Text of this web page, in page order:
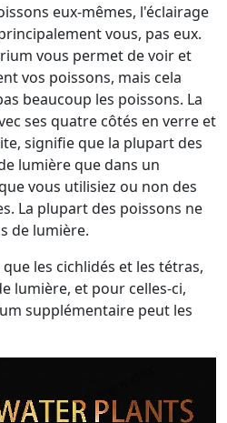
eux-mêmes, l'éclairage
vous, pas eux.
vous permet de voir et
vos poissons, mais cela
beaucoup les poissons. La
ses quatre côtés en verre et
signifie que la plupart des
lumière que dans un
vous utilisiez ou non des
La plupart des poissons ne
de lumière.
les cichlidés et les tétras,
lumière, et pour celles-ci,
supplémentaire peut les